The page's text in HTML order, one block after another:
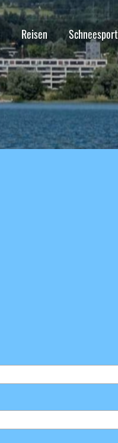
Reisen Schneesport